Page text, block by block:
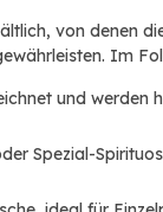
von denen
Im
und
Spezial-